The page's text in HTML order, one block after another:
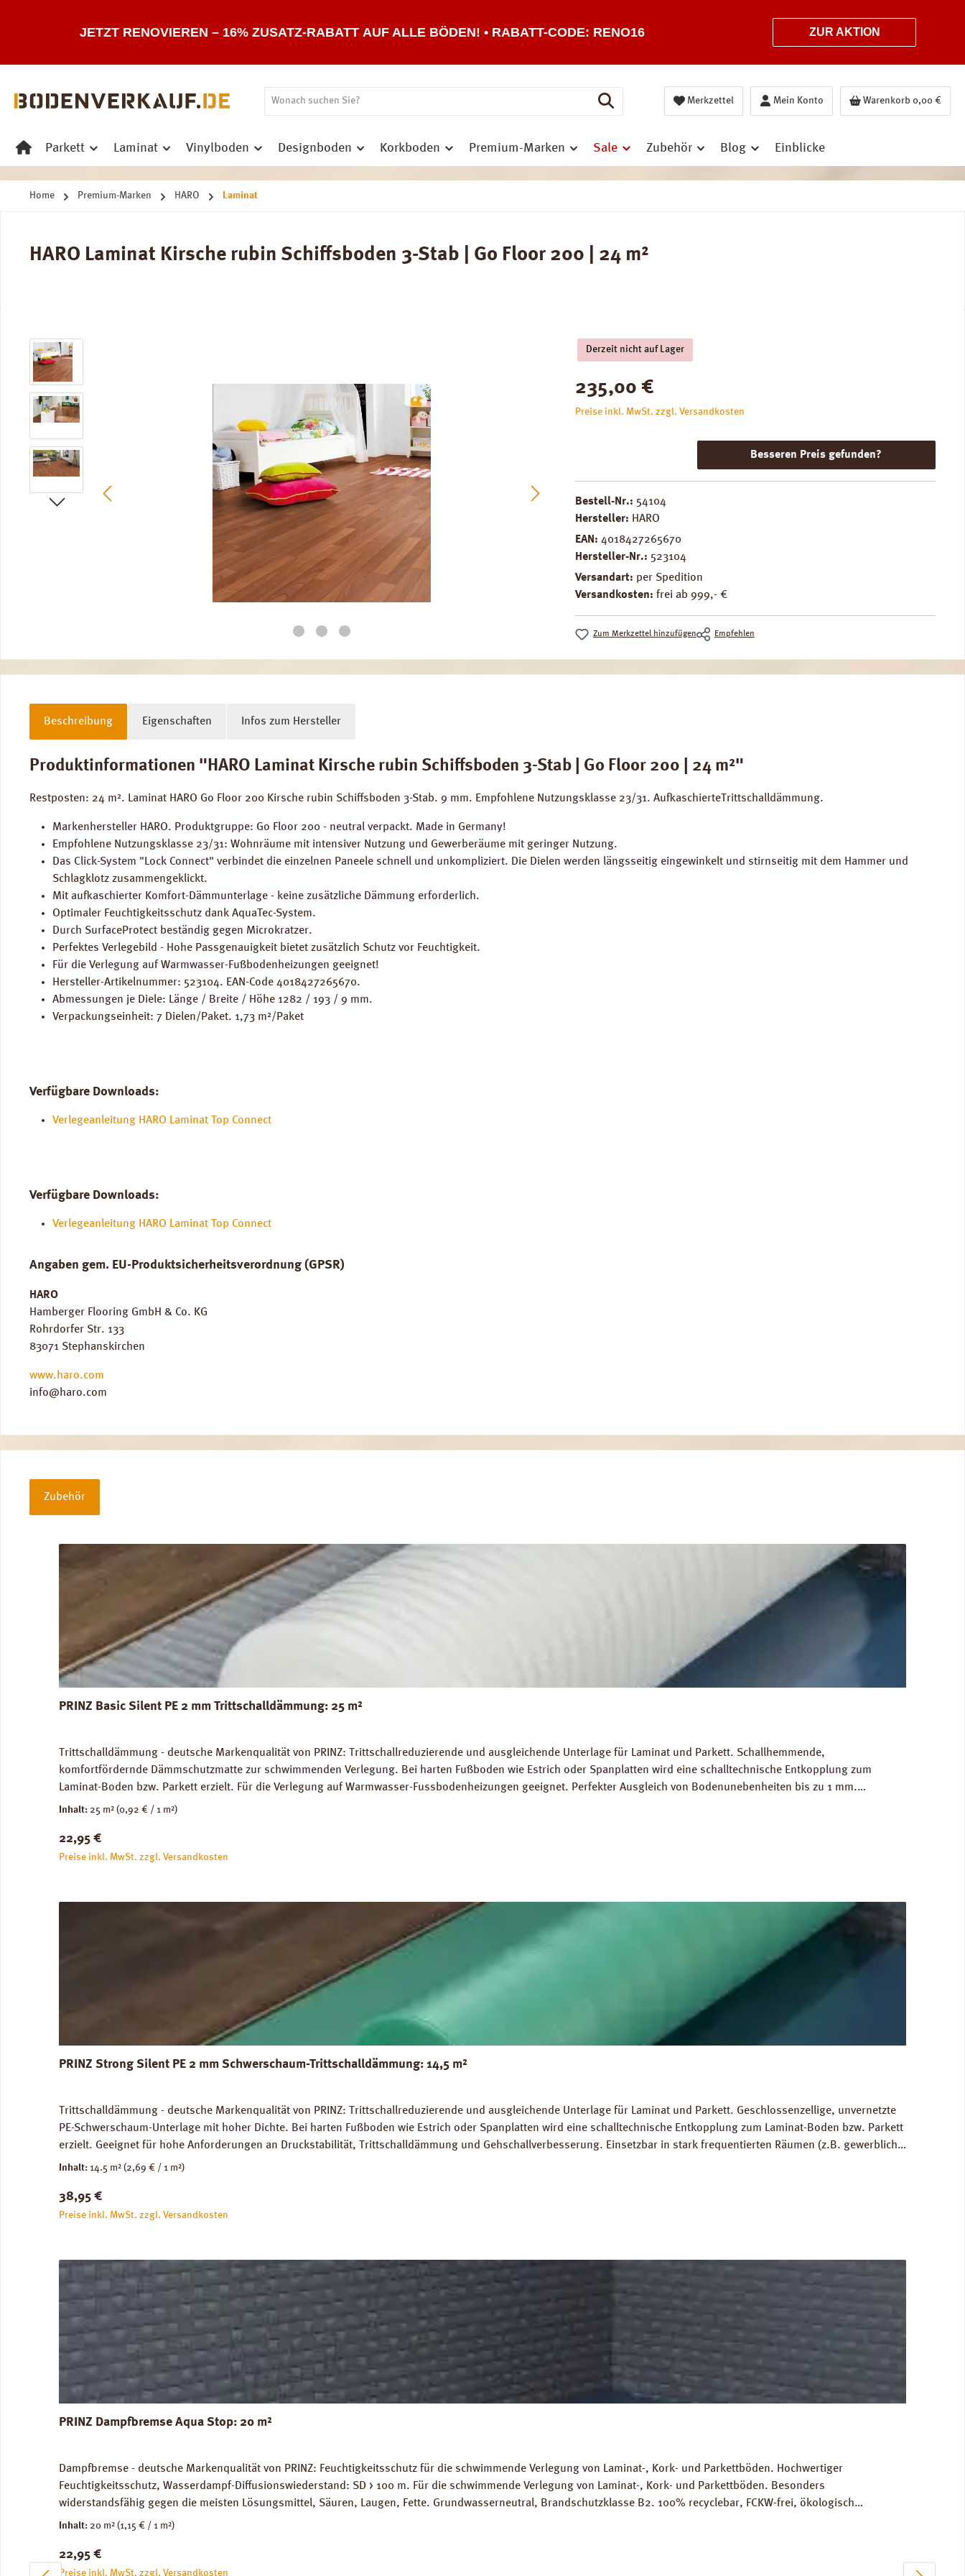
JETZT RENOVIEREN – 16% ZUSATZ-RABATT AUF ALLE BÖDEN! • RABATT-CODE: RENO16 ZUR AKTION
Merkzettel Mein Konto Warenkorb 0,00 €
Parkett Laminat Vinylboden Designboden Korkboden Premium-Marken Sale Zubehör Blog Einblicke
Home Premium-Marken HARO Laminat
HARO Laminat Kirsche rubin Schiffsboden 3-Stab | Go Floor 200 | 24 m²
Bildergalerie überspringen Derzeit nicht auf Lager
Regulärer Preis:
235,00 €
Preise inkl. MwSt. zzgl. Versandkosten
Besseren Preis gefunden?
Bestell-Nr.: 54104
Hersteller: HARO
EAN: 4018427265670
Hersteller-Nr.: 523104
Versandart: per Spedition
Versandkosten: frei ab 999,- €
Zum Merkzettel hinzufügen Empfehlen
Beschreibung Eigenschaften Infos zum Hersteller
Produktinformationen "HARO Laminat Kirsche rubin Schiffsboden 3-Stab | Go Floor 200 | 24 m²"
Restposten: 24 m². Laminat HARO Go Floor 200 Kirsche rubin Schiffsboden 3-Stab. 9 mm. Empfohlene Nutzungsklasse 23/31. AufkaschierteTrittschalldämmung.
Markenhersteller HARO. Produktgruppe: Go Floor 200 - neutral verpackt. Made in Germany!
Empfohlene Nutzungsklasse 23/31: Wohnräume mit intensiver Nutzung und Gewerberäume mit geringer Nutzung.
Das Click-System "Lock Connect" verbindet die einzelnen Paneele schnell und unkompliziert. Die Dielen werden längsseitig eingewinkelt und stirnseitig mit dem Hammer und
Schlagklotz zusammengeklickt.
Mit aufkaschierter Komfort-Dämmunterlage - keine zusätzliche Dämmung erforderlich.
Optimaler Feuchtigkeitsschutz dank AquaTec-System.
Durch SurfaceProtect beständig gegen Microkratzer.
Perfektes Verlegebild - Hohe Passgenauigkeit bietet zusätzlich Schutz vor Feuchtigkeit.
Für die Verlegung auf Warmwasser-Fußbodenheizungen geeignet!
Hersteller-Artikelnummer: 523104. EAN-Code 4018427265670.
Abmessungen je Diele: Länge / Breite / Höhe 1282 / 193 / 9 mm.
Verpackungseinheit: 7 Dielen/Paket. 1,73 m²/Paket
Verfügbare Downloads:
Verlegeanleitung HARO Laminat Top Connect
Verfügbare Downloads:
Verlegeanleitung HARO Laminat Top Connect
Angaben gem. EU-Produktsicherheitsverordnung (GPSR)
HARO
Hamberger Flooring GmbH & Co. KG
Rohrdorfer Str. 133
83071 Stephanskirchen
www.haro.com
info@haro.com
Zubehör
PRINZ Basic Silent PE 2 mm Trittschalldämmung: 25 m²
Trittschalldämmung - deutsche Markenqualität von PRINZ: Trittschallreduzierende und ausgleichende Unterlage für Laminat und Parkett. Schallhemmende,
komfortfördernde Dämmschutzmatte zur schwimmenden Verlegung. Bei harten Fußboden wie Estrich oder Spanplatten wird eine schalltechnische Entkopplung zum
Laminat-Boden bzw. Parkett erzielt. Für die Verlegung auf Warmwasser-Fussbodenheizungen geeignet. Perfekter Ausgleich von Bodenunebenheiten bis zu 1 mm.
Abmessungen: Breite 100 cm, Länge 25 m: 1 Rolle = 25 m² Trittschall-Verbesserung: 16 dB (ISO 140-8). Dichte: 25 kg/m³. FCKW- und HFCKW-frei. Ökologisch
Inhalt: 25 m² (0,92 € / 1 m²)
Regulärer Preis:
22,95 €
Preise inkl. MwSt. zzgl. Versandkosten
PRINZ Strong Silent PE 2 mm Schwerschaum-Trittschalldämmung: 14,5 m²
Trittschalldämmung - deutsche Markenqualität von PRINZ: Trittschallreduzierende und ausgleichende Unterlage für Laminat und Parkett. Geschlossenzellige, unvernetzte
PE-Schwerschaum-Unterlage mit hoher Dichte. Bei harten Fußboden wie Estrich oder Spanplatten wird eine schalltechnische Entkopplung zum Laminat-Boden bzw. Parkett
erzielt. Geeignet für hohe Anforderungen an Druckstabilität, Trittschalldämmung und Gehschallverbesserung. Einsetzbar in stark frequentierten Räumen (z.B. gewerblich
genutze Flächen) und im Objektbereich. Für die Verlegung auf Warmwasser-Fussbodenheizungen geeignet. Perfekter Ausgleich von Bodenunebenheiten bis zu 1 mm.
unbedenklich. Verfügbare Downloads: Datenblatt PRINZ Strong Silent Verlegeanleitung PRINZ Strong Silent
Inhalt: 14.5 m² (2,69 € / 1 m²)
Regulärer Preis:
38,95 €
Preise inkl. MwSt. zzgl. Versandkosten
PRINZ Dampfbremse Aqua Stop: 20 m²
Dampfbremse - deutsche Markenqualität von PRINZ: Feuchtigkeitsschutz für die schwimmende Verlegung von Laminat-, Kork- und Parkettböden. Hochwertiger
Feuchtigkeitsschutz, Wasserdampf-Diffusionswiederstand: SD > 100 m. Für die schwimmende Verlegung von Laminat-, Kork- und Parkettböden. Besonders
widerstandsfähig gegen die meisten Lösungsmittel, Säuren, Laugen, Fette. Grundwasserneutral, Brandschutzklasse B2. 100% recyclebar, FCKW-frei, ökologisch
unbedenklich. Für Warmwasser-Fussbodenheizung geeignet. Abmessungen: Länge: 10 m, Breite 2 m, Stärke 200 mµ. Gewicht als Grundlage für die Berechnung der
Inhalt: 20 m² (1,15 € / 1 m²)
Regulärer Preis:
22,95 €
Preise inkl. MwSt. zzgl. Versandkosten